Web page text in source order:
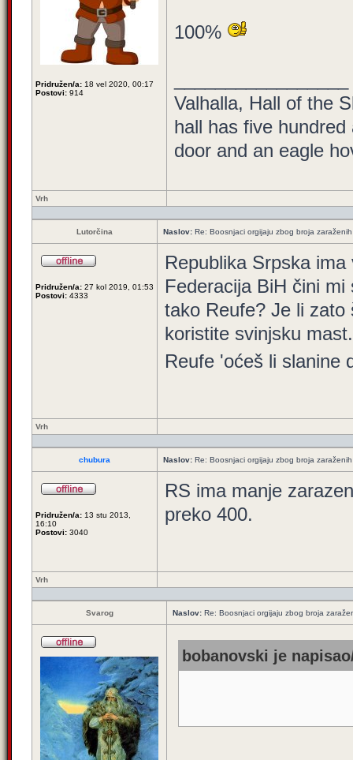
Pridružen/a: 18 vel 2020, 00:17
Postovi: 914
100%
Valhalla, Hall of the
hall has five
door and an eagle
Vrh
Lutorčina Naslov: Re: Boosnjaci orgijaju zbog broja
Pridružen/a: 27 kol 2019, 01:53
Postovi: 4333
Republika Srpska
Federacija BiH čini
tako Reufe? Je li zato
koristite svinjsku
Reufe 'oćeš li slanine
Vrh
chubura Naslov: Re: Boosnjaci orgijaju zbog broja
Pridružen/a: 13 stu 2013,
16:10
Postovi: 3040
RS ima manje
preko 400.
Vrh
Svarog Naslov: Re: Boosnjaci orgijaju zbog broja
bobanovski je